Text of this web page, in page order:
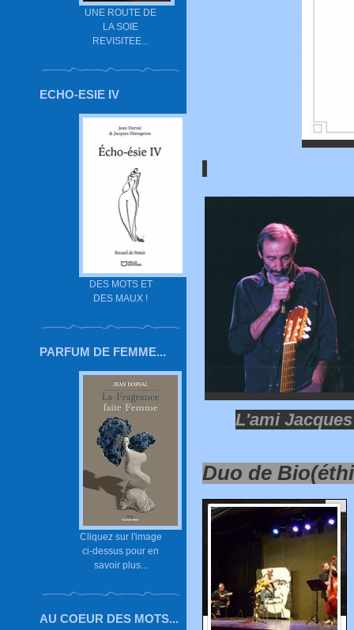
UNE ROUTE DE
LA SOIE
REVISITEE...
ECHO-ESIE IV
DES MOTS ET
DES MAUX !
PARFUM DE FEMME...
Cliquez sur l'image
ci-dessus pour en
savoir plus...
AU COEUR DES MOTS...
L'ami
Duo de